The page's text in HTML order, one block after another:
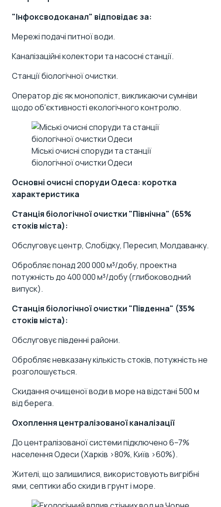
"Інфоксводоканал" відповідає за:
Мережі подачі питної води.
Каналізаційні колектори та насосні станції.
Станції біологічної очистки.
Оператор діє як монополіст, викликаючи сумніви
щодо об'єктивності екологічного контролю.
Міські очисні споруди та станції
біологічної очистки Одеси
Основні очисні споруди Одеса: коротка
характеристика
Станція біологічної очистки "Північна" (65%
стоків міста):
Обслуговує центр, Слобідку, Пересип, Молдаванку.
Обробляє понад 200 000 м³/добу, проектна
потужність до 400 000 м³/добу (глибоководний
випуск).
Станція біологічної очистки "Південна" (35%
стоків міста):
Обслуговує південні райони.
Обробляє невказану кількість стоків, потужність не
розголошується.
Скидання очищеної води в море на відстані 500 м
від берега.
Охоплення централізованої каналізації
До централізованої системи підключено 6–7%
населення Одеси (Харків >80%, Київ >60%).
Жителі, що залишилися, використовують вигрібні
ями, септики або скиди в грунт і море.